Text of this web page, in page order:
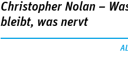
Christopher Nolan –
bleibt, was nervt